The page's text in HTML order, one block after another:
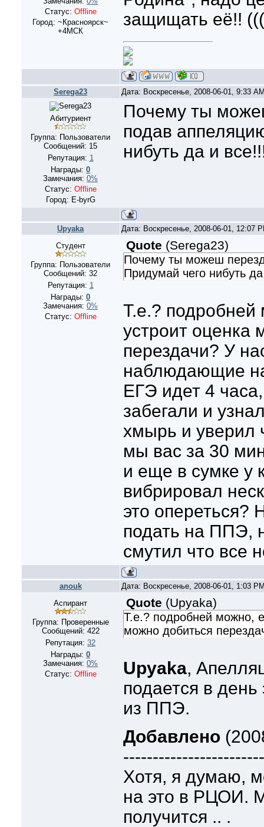
Статус: Offline
Город: ~Красноярск~
+4МСК
защищать её!!
Serega23 Дата: Воскресенье, 2008-06-01, 9:33
Абитуриент
Группа: Пользователи
Сообщений: 15
Репутация: 1
Награды: 0
Замечания: 0%
Статус: Offline
Город: E-byrG
Почему ты
подав
нибуть да и
Upyaka
Дата: Воскресенье, 2008-06-01, 12:07
Студент
Группа: Пользователи
Сообщений: 32
Репутация: 1
Награды: 0
Замечания: 0%
Статус: Offline
Quote (Serega23)
Почему ты можеш
Придумай чего нибуть
Т.е.?
устроит оценка
перездачи? У
наблюдающие
ЕГЭ идет 4
забегали и
хмырь и уверил
мы вас за 30
и еще в сумке у
вибрировал
это опереться?
подать на ППЭ,
смутил что все
anouk
Дата: Воскресенье, 2008-06-01, 1:03
Аспирант
Группа: Проверенные
Сообщений: 422
Репутация: 32
Награды: 0
Замечания: 0%
Статус: Offline
Quote (Upyaka)
Т.е.? подробней можно,
можно добиться
Upyaka,
подается в
из ППЭ.
Добавлено
Хотя, я думаю,
на это в РЦОИ.
получится .. .